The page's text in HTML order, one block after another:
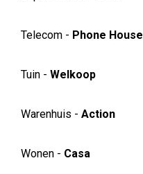
Telecom - Phone House
Tuin - Welkoop
Warenhuis - Action
Wonen - Casa